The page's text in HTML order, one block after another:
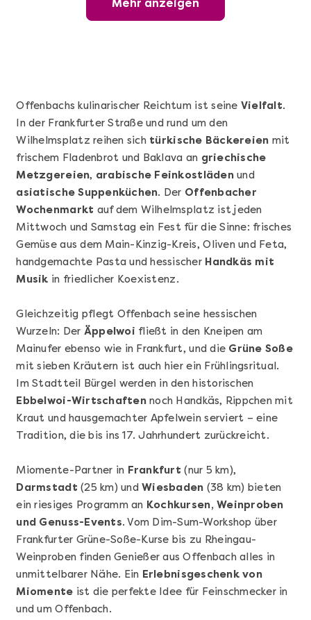
Wunderschöner Weinabend
Mehr anzeigen
Sushi Basic Kurs Bonn
Mehr anzeigen
Geschenkbox 100€
Mehr anzeigen
Offenbachs kulinarischer Reichtum ist seine Vielfalt.
In der Frankfurter Straße und rund um den
Wilhelmsplatz reihen sich türkische Bäckereien mit
frischem Fladenbrot und Baklava an griechische
Metzgereien, arabische Feinkostlädenund
asiatische Suppenküchen. Der Offenbacher
Wochenmarkt auf dem Wilhelmsplatz ist jeden
Mittwoch und Samstag ein Fest für die Sinne: frisches
Gemüse aus dem Main-Kinzig-Kreis, Oliven und Feta,
handgemachte Pasta und hessischer Handkäs mit
Musik in friedlicher Koexistenz.
Gleichzeitig pflegt Offenbach seine hessischen
Wurzeln: Der Äppelwoi fließt in den Kneipen am
Mainufer ebenso wie in Frankfurt, und die Grüne Soße
mit sieben Kräutern ist auch hier ein Frühlingsritual.
Im Stadtteil Bürgel werden in den historischen
Ebbelwoi-Wirtschaftennoch Handkäs, Rippchen mit
Kraut und hausgemachter Apfelwein serviert – eine
Tradition, die bis ins 17. Jahrhundert zurückreicht.
Miomente-Partner in Frankfurt (nur 5 km),
Darmstadt (25 km) undWiesbaden (38 km) bieten
ein riesiges Programm an Kochkursen, Weinproben
und Genuss-Events. Vom Dim-Sum-Workshop über
Frankfurter Grüne-Soße-Kurse bis zu Rheingau-
Weinproben finden Genießer aus Offenbach alles in
unmittelbarer Nähe. Ein Erlebnisgeschenk von
Miomente ist die perfekte Idee für Feinschmecker in
und um Offenbach.